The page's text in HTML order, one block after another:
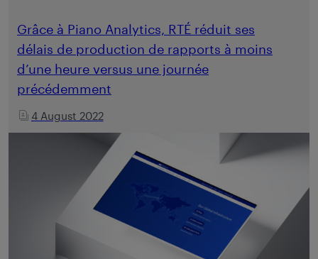
Grâce à Piano Analytics, RTÉ réduit ses
délais de production de rapports à moins
d’une heure versus une journée
précédemment
4 August 2022